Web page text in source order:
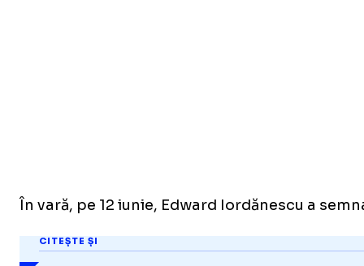
În vară, pe 12 iunie, Edward Iordănescu a
CITEȘTE ȘI